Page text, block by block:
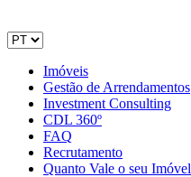
Imóveis
Gestão de Arrendamentos
Investment Consulting
CDL 360º
FAQ
Recrutamento
Quanto Vale o seu Imóvel